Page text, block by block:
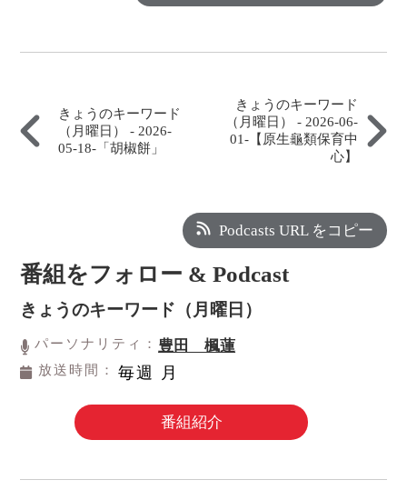
きょうのキーワード
（月曜日） - 2026-
05-18-「胡椒餅」
きょうのキーワード
（月曜日） - 2026-06-
01-【原生龜類保育中
心】
Podcasts URL をコピー
番組をフォロー & Podcast
きょうのキーワード（月曜日）
パーソナリティ： 豊田 楓蓮
放送時間： 毎週 月
番組紹介